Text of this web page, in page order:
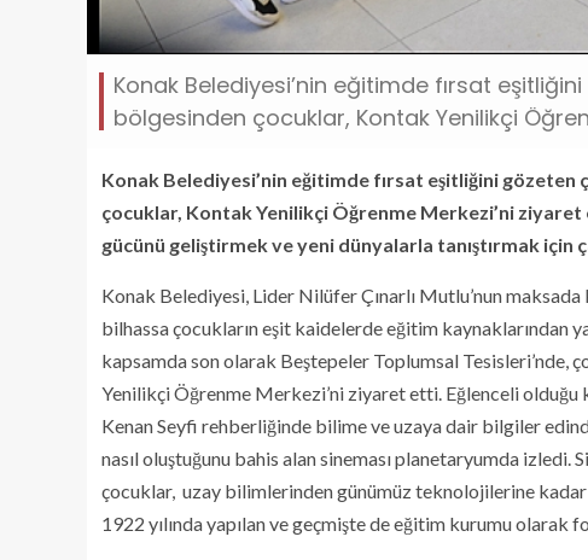
Konak Belediyesi’nin eğitimde fırsat
bölgesinden çocuklar, Kontak Yenilikçi
Konak Belediyesi’nin eğitimde fırsat eşitliğini gözeten
çocuklar, Kontak Yenilikçi Öğrenme Merkezi’ni ziyaret
gücünü geliştirmek ve yeni dünyalarla tanıştırmak için
Konak Belediyesi, Lider Nilüfer Çınarlı Mutlu’nun
bilhassa çocukların eşit kaidelerde eğitim kaynaklarından
kapsamda son olarak Beştepeler Toplumsal Tesisleri’nde,
Yenilikçi Öğrenme Merkezi’ni ziyaret etti. Eğlenceli
Kenan Seyfi rehberliğinde bilime ve uzaya dair bilgiler
nasıl oluştuğunu bahis alan sineması planetaryumda
çocuklar, uzay bilimlerinden günümüz teknolojilerine
1922 yılında yapılan ve geçmişte de eğitim kurumu olarak